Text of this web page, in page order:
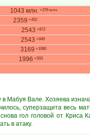
1043 млн. +376 млн.
2359 +452
2543 +872
2543 +849
3169 +1080
1996 +593
в Мабуя Вале. Хозяева
суперзащита весь
гол головой от
в атаку.